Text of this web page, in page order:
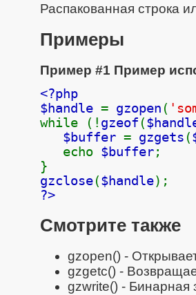
Распакованная строка
Примеры
Пример #1 Пример
<?php
$handle = gzopen (
while (! gzeof (
$buffer = gzgets (
echo $buffer;
}
gzclose($handle);
?>
Смотрите также
gzopen() -
gzgetc() -
gzwrite() - Бинарная